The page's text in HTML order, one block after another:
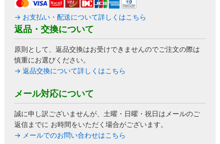
→ お支払い・配送について詳しくはこちら
返品・交換について
原則として、返品交換はお受けできませんのでご注文の際は
慎重にお選びください。
→ 返品交換について詳しくはこちら
メール対応について
誠に申し訳ございませんが、土曜・日曜・祝日はメールのご
返信までに お時間をいただく場合がございます。
→ メールでのお問い合わせはこちら